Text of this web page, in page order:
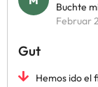
Buchte
Februar
Gut
Hemos ido el